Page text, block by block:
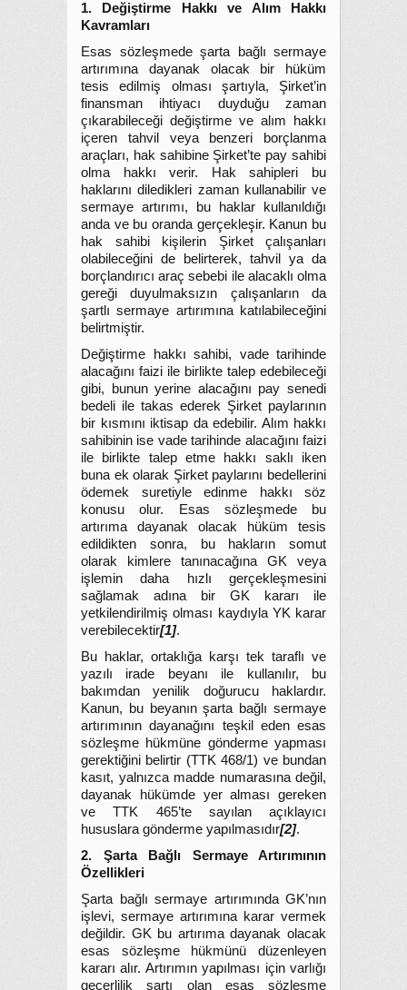
1. Değiştirme Hakkı ve Alım Hakkı
Kavramları
Esas sözleşmede şarta bağlı sermaye
artırımına dayanak olacak bir hüküm
tesis edilmiş olması şartıyla, Şirket’in
finansman ihtiyacı duyduğu zaman
çıkarabileceği değiştirme ve alım hakkı
içeren tahvil veya benzeri borçlanma
araçları, hak sahibine Şirket’te pay sahibi
olma hakkı verir. Hak sahipleri bu
haklarını diledikleri zaman kullanabilir ve
sermaye artırımı, bu haklar kullanıldığı
anda ve bu oranda gerçekleşir. Kanun bu
hak sahibi kişilerin Şirket çalışanları
olabileceğini de belirterek, tahvil ya da
borçlandırıcı araç sebebi ile alacaklı olma
gereği duyulmaksızın çalışanların da
şartlı sermaye artırımına katılabileceğini
belirtmiştir.
Değiştirme hakkı sahibi, vade tarihinde
alacağını faizi ile birlikte talep edebileceği
gibi, bunun yerine alacağını pay senedi
bedeli ile takas ederek Şirket paylarının
bir kısmını iktisap da edebilir. Alım hakkı
sahibinin ise vade tarihinde alacağını faizi
ile birlikte talep etme hakkı saklı iken
buna ek olarak Şirket paylarını bedellerini
ödemek suretiyle edinme hakkı söz
konusu olur. Esas sözleşmede bu
artırıma dayanak olacak hüküm tesis
edildikten sonra, bu hakların somut
olarak kimlere tanınacağına GK veya
işlemin daha hızlı gerçekleşmesini
sağlamak adına bir GK kararı ile
yetkilendirilmiş olması kaydıyla YK karar
verebilecektir[1].
Bu haklar, ortaklığa karşı tek taraflı ve
yazılı irade beyanı ile kullanılır, bu
bakımdan yenilik doğurucu haklardır.
Kanun, bu beyanın şarta bağlı sermaye
artırımının dayanağını teşkil eden esas
sözleşme hükmüne gönderme yapması
gerektiğini belirtir (TTK 468/1) ve bundan
kasıt, yalnızca madde numarasına değil,
dayanak hükümde yer alması gereken
ve TTK 465’te sayılan açıklayıcı
hususlara gönderme yapılmasıdır[2].
2. Şarta Bağlı Sermaye Artırımının
Özellikleri
Şarta bağlı sermaye artırımında GK’nın
işlevi, sermaye artırımına karar vermek
değildir. GK bu artırıma dayanak olacak
esas sözleşme hükmünü düzenleyen
kararı alır. Artırımın yapılması için varlığı
geçerlilik şartı olan esas sözleşme